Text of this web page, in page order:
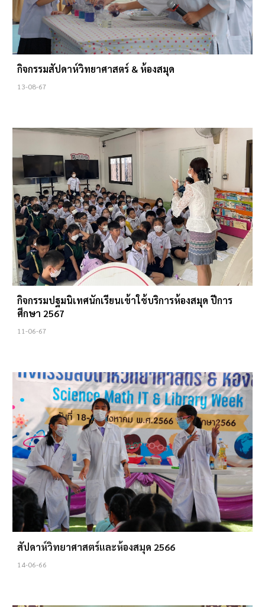
กิจกรรมสัปดาห์วิทยาศาสตร์ & ห้องสมุด
13-08-67
กิจกรรมปฐมนิเทศนักเรียนเข้าใช้บริการห้องสมุด ปีการ
ศึกษา 2567
11-06-67
สัปดาห์วิทยาศาสตร์และห้องสมุด 2566
14-06-66